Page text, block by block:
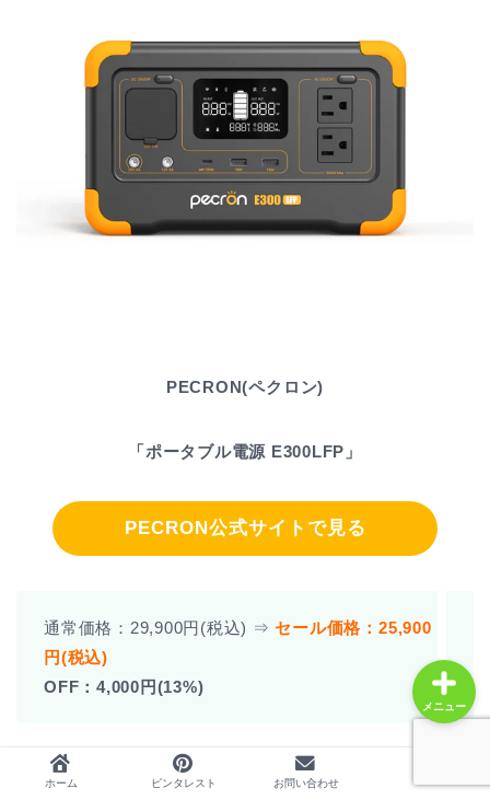
PECRON(ペクロン)
「ポータブル電源 E300LFP」
PECRON公式サイト で見る
通常価格：29,900円(税込) ⇒ セール価格：25,900
円(税込)
OFF：4,000円(13%)
ホーム ピンタレスト お問い合わせ
メニュー
プロフィール
人気記事